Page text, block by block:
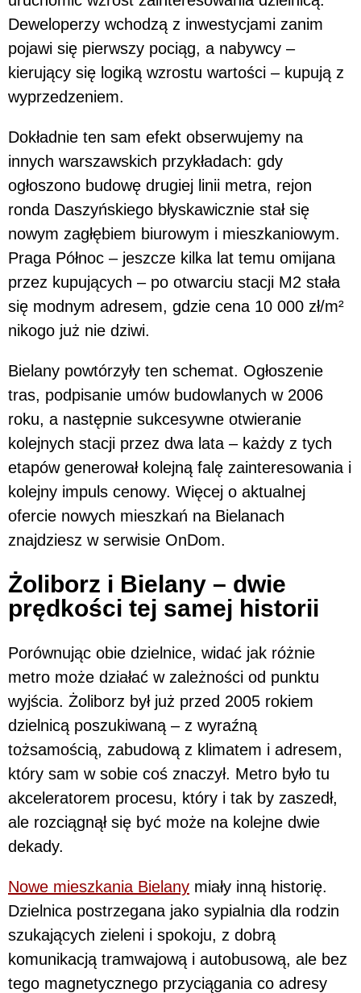
Deweloperzy wchodzą z inwestycjami zanim
pojawi się pierwszy pociąg, a nabywcy –
kierujący się logiką wzrostu wartości – kupują z
wyprzedzeniem.
Dokładnie ten sam efekt obserwujemy na
innych warszawskich przykładach: gdy
ogłoszono budowę drugiej linii metra, rejon
ronda Daszyńskiego błyskawicznie stał się
nowym zagłębiem biurowym i mieszkaniowym.
Praga Północ – jeszcze kilka lat temu omijana
przez kupujących – po otwarciu stacji M2 stała
się modnym adresem, gdzie cena 10 000 zł/m²
nikogo już nie dziwi.
Bielany powtórzyły ten schemat. Ogłoszenie
tras, podpisanie umów budowlanych w 2006
roku, a następnie sukcesywne otwieranie
kolejnych stacji przez dwa lata – każdy z tych
etapów generował kolejną falę zainteresowania i
kolejny impuls cenowy. Więcej o aktualnej
ofercie nowych mieszkań na Bielanach
znajdziesz w serwisie OnDom.
Żoliborz i Bielany – dwie
prędkości tej samej historii
Porównując obie dzielnice, widać jak różnie
metro może działać w zależności od punktu
wyjścia. Żoliborz był już przed 2005 rokiem
dzielnicą poszukiwaną – z wyraźną
tożsamością, zabudową z klimatem i adresem,
który sam w sobie coś znaczył. Metro było tu
akceleratorem procesu, który i tak by zaszedł,
ale rozciągnął się być może na kolejne dwie
dekady.
Nowe mieszkania Bielany miały inną historię.
Dzielnica postrzegana jako sypialnia dla rodzin
szukających zieleni i spokoju, z dobrą
komunikacją tramwajową i autobusową, ale bez
tego magnetycznego przyciągania co adresy